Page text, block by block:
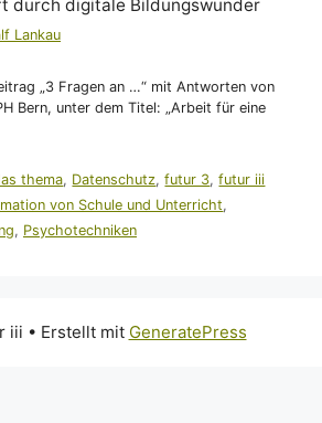
durch digitale Bildungswunder
Lankau
„3 Fragen an …“ mit Antworten von
Bern, unter dem Titel: „Arbeit für eine
thema, Datenschutz,futur 3,futur iii
von Schule und Unterricht,
, Psychotechniken
iii • Erstellt mit GeneratePress